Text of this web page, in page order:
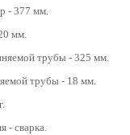
- 377 мм.
мм.
трубы - 325 мм.
трубы - 18 мм.
- сварка.